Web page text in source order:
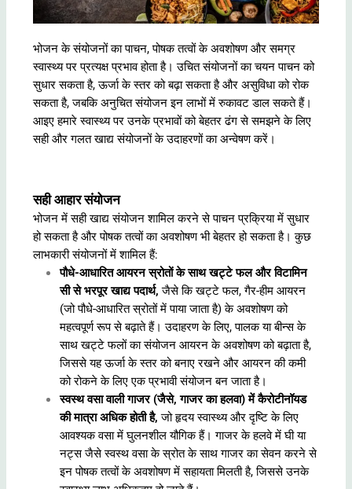
भोजन के संयोजनों का पाचन, पोषक तत्वों के अवशोषण और समग्र
स्वास्थ्य पर प्रत्यक्ष प्रभाव होता है। उचित संयोजनों का चयन पाचन को
सुधार सकता है, ऊर्जा के स्तर को बढ़ा सकता है और असुविधा को रोक
सकता है, जबकि अनुचित संयोजन इन लाभों में रुकावट डाल सकते हैं।
आइए हमारे स्वास्थ्य पर उनके प्रभावों को बेहतर ढंग से समझने के लिए
सही और गलत खाद्य संयोजनों के उदाहरणों का अन्वेषण करें।
सही आहार संयोजन
भोजन में सही खाद्य संयोजन शामिल करने से पाचन प्रक्रिया में सुधार
हो सकता है और पोषक तत्वों का अवशोषण भी बेहतर हो सकता है। कुछ
लाभकारी संयोजनों में शामिल हैं:
पौधे-आधारित आयरन स्रोतों के साथ खट्टे फल और विटामिन
सी से भरपूर खाद्य पदार्थ,जैसे कि खट्टे फल, गैर-हीम आयरन
(जो पौधे-आधारित स्रोतों में पाया जाता है) के अवशोषण को
महत्वपूर्ण रूप से बढ़ाते हैं। उदाहरण के लिए, पालक या बीन्स के
साथ खट्टे फलों का संयोजन आयरन के अवशोषण को बढ़ाता है,
जिससे यह ऊर्जा के स्तर को बनाए रखने और आयरन की कमी
को रोकने के लिए एक प्रभावी संयोजन बन जाता है।
स्वस्थ वसा वाली गाजर (जैसे, गाजर का हलवा) में कैरोटीनॉयड
की मात्रा अधिक होती है,जो हृदय स्वास्थ्य और दृष्टि के लिए
आवश्यक वसा में घुलनशील यौगिक हैं। गाजर के हलवे में घी या
नट्स जैसे स्वस्थ वसा के स्रोत के साथ गाजर का सेवन करने से
इन पोषक तत्वों के अवशोषण में सहायता मिलती है, जिससे उनके